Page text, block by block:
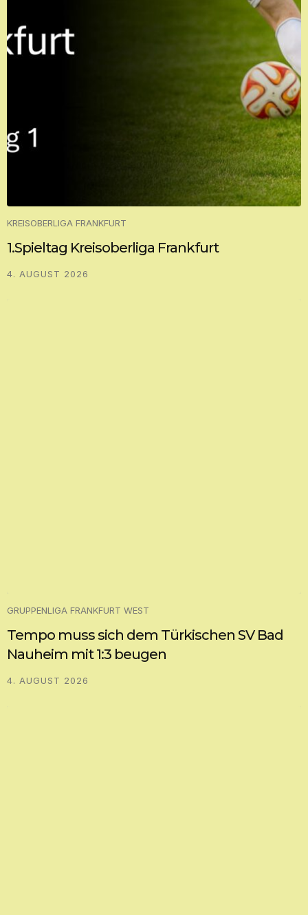
KREISOBERLIGA FRANKFURT
1.Spieltag Kreisoberliga Frankfurt
4. AUGUST 2026
GRUPPENLIGA FRANKFURT WEST
Tempo muss sich dem Türkischen SV Bad
Nauheim mit 1:3 beugen
4. AUGUST 2026